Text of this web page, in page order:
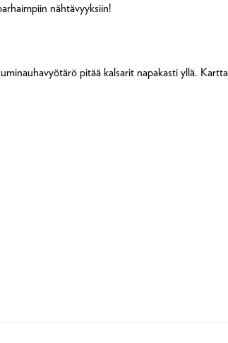
nähtävyyksiin!
pitää kalsarit napakasti yllä.